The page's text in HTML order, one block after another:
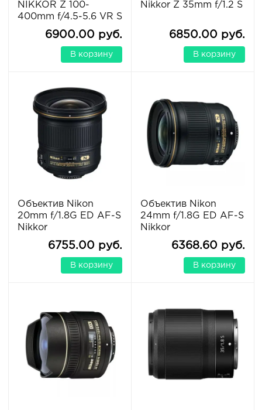
NIKKOR Z 100-
400mm f/4.5-5.6 VR S
6900.00 руб.
В корзину
Nikkor Z 35mm f/1.2 S
6850.00 руб.
В корзину
Объектив Nikon
20mm f/1.8G ED AF-S
Nikkor
6755.00 руб.
В корзину
Объектив Nikon
24mm f/1.8G ED AF-S
Nikkor
6368.60 руб.
В корзину